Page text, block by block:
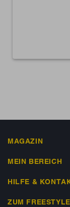
MAGAZIN
MEIN BEREICH
HILFE &
ZUM